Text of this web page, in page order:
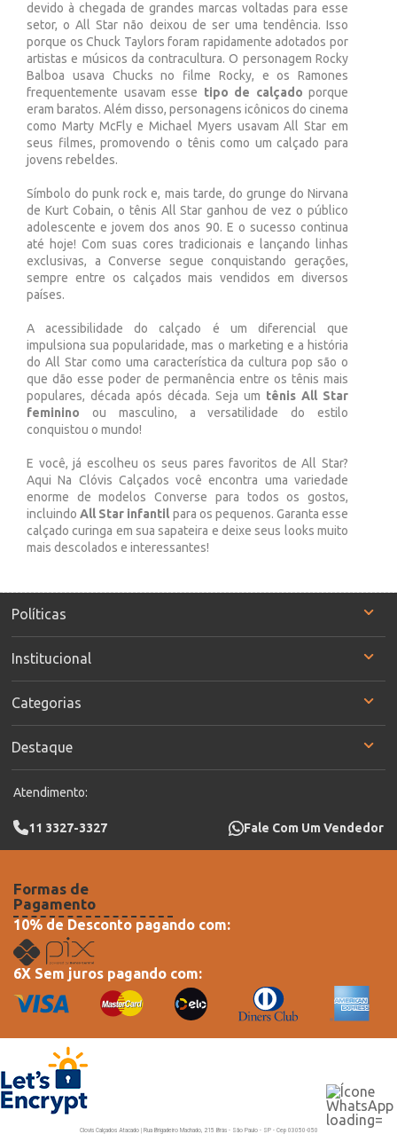
devido à chegada de grandes marcas voltadas para esse
setor, o All Star não deixou de ser uma tendência. Isso
porque os Chuck Taylors foram rapidamente adotados por
artistas e músicos da contracultura. O personagem Rocky
Balboa usava Chucks no filme Rocky, e os Ramones
frequentemente usavam esse tipo de calçado porque
eram baratos. Além disso, personagens icônicos do cinema
como Marty McFly e Michael Myers usavam All Star em
seus filmes, promovendo o tênis como um calçado para
jovens rebeldes.
Símbolo do punk rock e, mais tarde, do grunge do Nirvana
de Kurt Cobain, o tênis All Star ganhou de vez o público
adolescente e jovem dos anos 90. E o sucesso continua
até hoje! Com suas cores tradicionais e lançando linhas
exclusivas, a Converse segue conquistando gerações,
sempre entre os calçados mais vendidos em diversos
países.
A acessibilidade do calçado é um diferencial que
impulsiona sua popularidade, mas o marketing e a história
do All Star como uma característica da cultura pop são o
que dão esse poder de permanência entre os tênis mais
populares, década após década. Seja um tênis All Star
feminino ou masculino, a versatilidade do estilo
conquistou o mundo!
E você, já escolheu os seus pares favoritos de All Star?
Aqui Na Clóvis Calçados você encontra uma variedade
enorme de modelos Converse para todos os gostos,
incluindoAll Star infantil para os pequenos. Garanta esse
calçado curinga em sua sapateira e deixe seus looks muito
mais descolados e interessantes!
Políticas
Institucional
Categorias
Destaque
Atendimento:
11 3327-3327 Fale Com Um Vendedor
Formas de
Pagamento
10% de Desconto pagando com:
6X Sem juros pagando com:
Clovis Calçados Atacado | Rua Brigadeiro Machado, 215 Brás - São Paulo - SP - Cep 03050-050